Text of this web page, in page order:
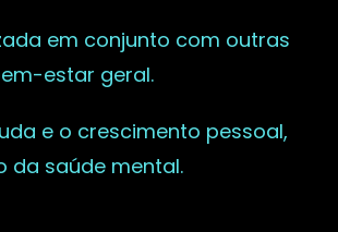
em conjunto com outras
estar geral.
e o crescimento pessoal,
da saúde mental.